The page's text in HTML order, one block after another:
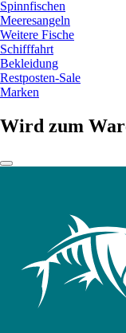
Spinnfischen
Meeresangeln
Weitere Fische
Schifffahrt
Bekleidung
Restposten-Sale
Marken
Wird zum